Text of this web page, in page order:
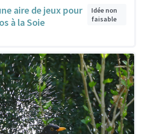
aire de jeux pour
à la Soie
Idée non
faisable